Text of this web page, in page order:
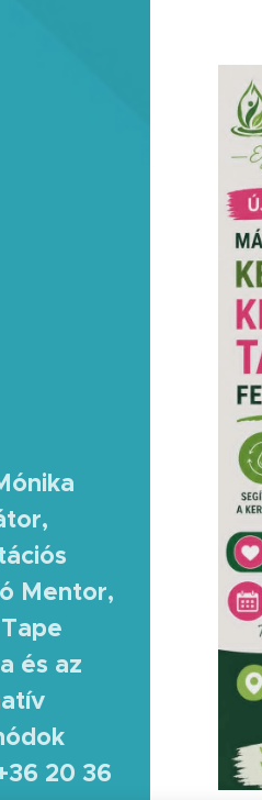
Mentor,
és az
20 36